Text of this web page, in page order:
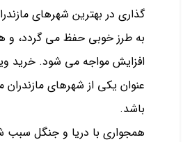
گذاری در بهترین شهرهای
به طرز خوبی حفظ می گردد، و
افزایش مواجه می شود. خرید
عنوان یکی از شهرهای
باشد.
همجواری با دریا و جنگل